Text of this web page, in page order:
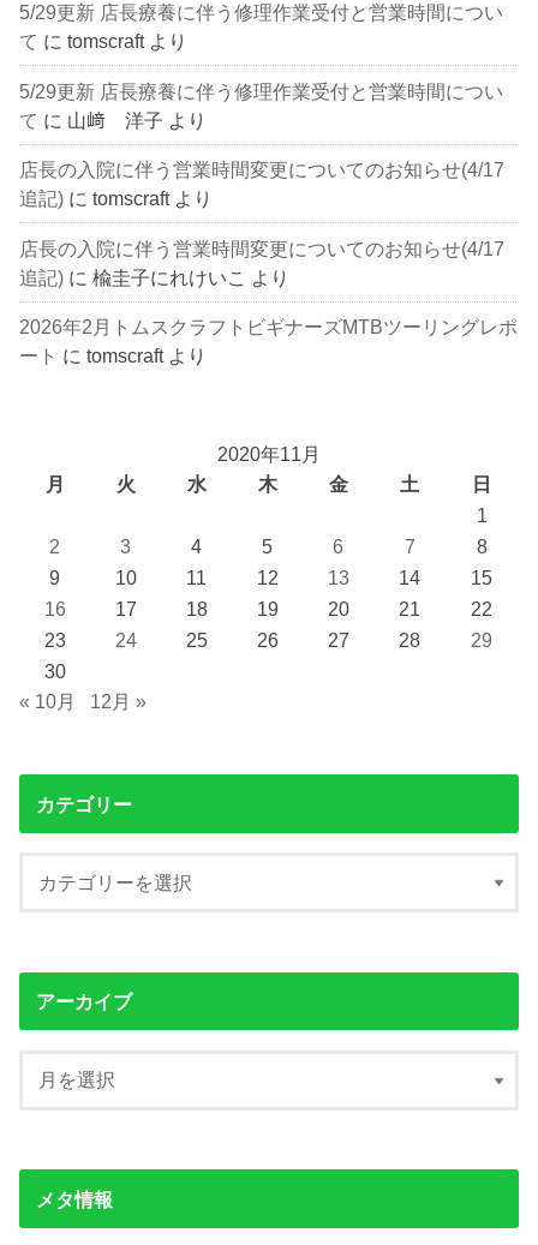
5/29更新 店長療養に伴う修理作業受付と営業時間につい
て にtomscraftより
5/29更新 店長療養に伴う修理作業受付と営業時間につい
て に 山﨑 洋子 より
店長の入院に伴う営業時間変更についてのお知らせ(4/17
追記) にtomscraftより
店長の入院に伴う営業時間変更についてのお知らせ(4/17
追記) に楡圭子にれけいこ より
2026年2月トムスクラフトビギナーズMTBツーリングレポ
ート にtomscraftより
2020年11月
月
火 水 木 金 土
日
1
2
3 4 5 6 7
8
9
10 11 12 13 14
15
16
17 18 19 20 21
22
23
24 25 26 27 28
29
30
« 10月
12月 »
カテゴリー
アーカイブ
メタ情報